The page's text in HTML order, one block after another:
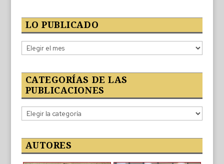
LO PUBLICADO
Lo
publicado
CATEGORÍAS DE LAS
PUBLICACIONES
Categorías
de
publicaciones
AUTORES